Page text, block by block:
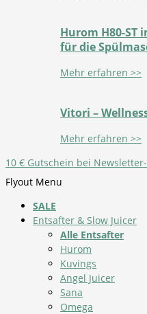
Hurom H80-ST
für die
Mehr erfahren >>
Vitori –
Mehr erfahren >>
10 € Gutschein bei
Flyout Menu
SALE
Entsafter & Slow Juicer
Alle Entsafter
Hurom
Kuvings
Angel Juicer
Sana
Omega